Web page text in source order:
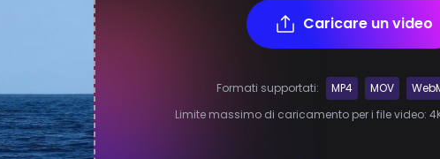
Caricare un video
Formati supportati: MP4 MOV
Limite massimo di caricamento per i file video: 4K,